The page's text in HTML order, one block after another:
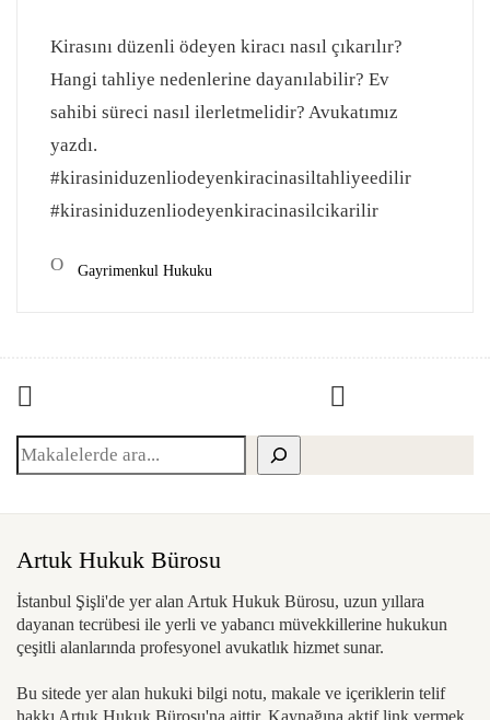
Kirasını düzenli ödeyen kiracı nasıl çıkarılır?
Hangi tahliye nedenlerine dayanılabilir? Ev
sahibi süreci nasıl ilerletmelidir? Avukatımız
yazdı.
#kirasiniduzenliodeyenkiracinasiltahliyeedilir
#kirasiniduzenliodeyenkiracinasilcikarilir
Gayrimenkul Hukuku
Ara
Artuk Hukuk Bürosu
İstanbul Şişli'de yer alan Artuk Hukuk Bürosu, uzun yıllara
dayanan tecrübesi ile yerli ve yabancı müvekkillerine hukukun
çeşitli alanlarında profesyonel avukatlık hizmet sunar.
Bu sitede yer alan hukuki bilgi notu, makale ve içeriklerin telif